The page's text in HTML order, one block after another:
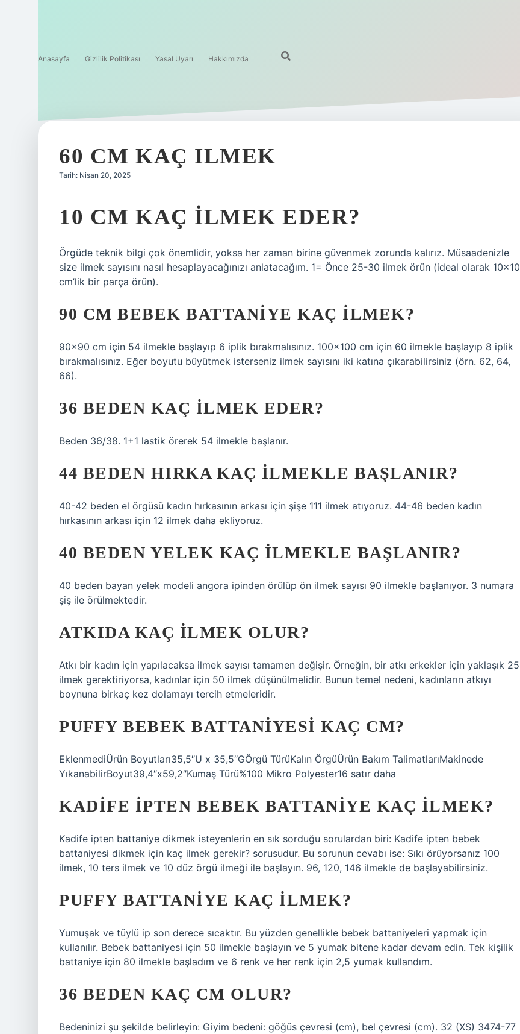
Anasayfa Gizlilik Politikası Yasal Uyarı Hakkımızda
60 CM KAÇ ILMEK
Tarih: Nisan 20, 2025
10 CM KAÇ ILMEK EDER?
Örgüde teknik bilgi çok önemlidir, yoksa her zaman birine güvenmek zorunda kalırız. Müsaadenizle
size ilmek sayısını nasıl hesaplayacağınızı anlatacağım. 1= Önce 25-30 ilmek örün (ideal olarak 10×10
cm’lik bir parça örün).
90 CM BEBEK BATTANIYE KAÇ ILMEK?
90×90 cm için 54 ilmekle başlayıp 6 iplik bırakmalısınız. 100×100 cm için 60 ilmekle başlayıp 8 iplik
bırakmalısınız. Eğer boyutu büyütmek isterseniz ilmek sayısını iki katına çıkarabilirsiniz (örn. 62, 64,
66).
36 BEDEN KAÇ ILMEK EDER?
Beden 36/38. 1+1 lastik örerek 54 ilmekle başlanır.
44 BEDEN HIRKA KAÇ ILMEKLE BAŞLANIR?
40-42 beden el örgüsü kadın hırkasının arkası için şişe 111 ilmek atıyoruz. 44-46 beden kadın
hırkasının arkası için 12 ilmek daha ekliyoruz.
40 BEDEN YELEK KAÇ ILMEKLE BAŞLANIR?
40 beden bayan yelek modeli angora ipinden örülüp ön ilmek sayısı 90 ilmekle başlanıyor. 3 numara
şiş ile örülmektedir.
ATKIDA KAÇ ILMEK OLUR?
Atkı bir kadın için yapılacaksa ilmek sayısı tamamen değişir. Örneğin, bir atkı erkekler için yaklaşık 25
ilmek gerektiriyorsa, kadınlar için 50 ilmek düşünülmelidir. Bunun temel nedeni, kadınların atkıyı
boynuna birkaç kez dolamayı tercih etmeleridir.
PUFFY BEBEK BATTANIYESI KAÇ CM?
EklenmediÜrün Boyutları‎35,5″U x 35,5″GÖrgü Türü‎Kalın ÖrgüÜrün Bakım Talimatları‎Makinede
YıkanabilirBoyut‎39,4″x59,2″Kumaş Türü‎%100 Mikro Polyester16 satır daha
KADIFE IPTEN BEBEK BATTANIYE KAÇ ILMEK?
Kadife ipten battaniye dikmek isteyenlerin en sık sorduğu sorulardan biri: Kadife ipten bebek
battaniyesi dikmek için kaç ilmek gerekir? sorusudur. Bu sorunun cevabı ise: Sıkı örüyorsanız 100
ilmek, 10 ters ilmek ve 10 düz örgü ilmeği ile başlayın. 96, 120, 146 ilmekle de başlayabilirsiniz.
PUFFY BATTANIYE KAÇ ILMEK?
Yumuşak ve tüylü ip son derece sıcaktır. Bu yüzden genellikle bebek battaniyeleri yapmak için
kullanılır. Bebek battaniyesi için 50 ilmekle başlayın ve 5 yumak bitene kadar devam edin. Tek kişilik
battaniye için 80 ilmekle başladım ve 6 renk ve her renk için 2,5 yumak kullandım.
36 BEDEN KAÇ CM OLUR?
Bedeninizi şu şekilde belirleyin: Giyim bedeni: göğüs çevresi (cm), bel çevresi (cm). 32 (XS) 3474-77